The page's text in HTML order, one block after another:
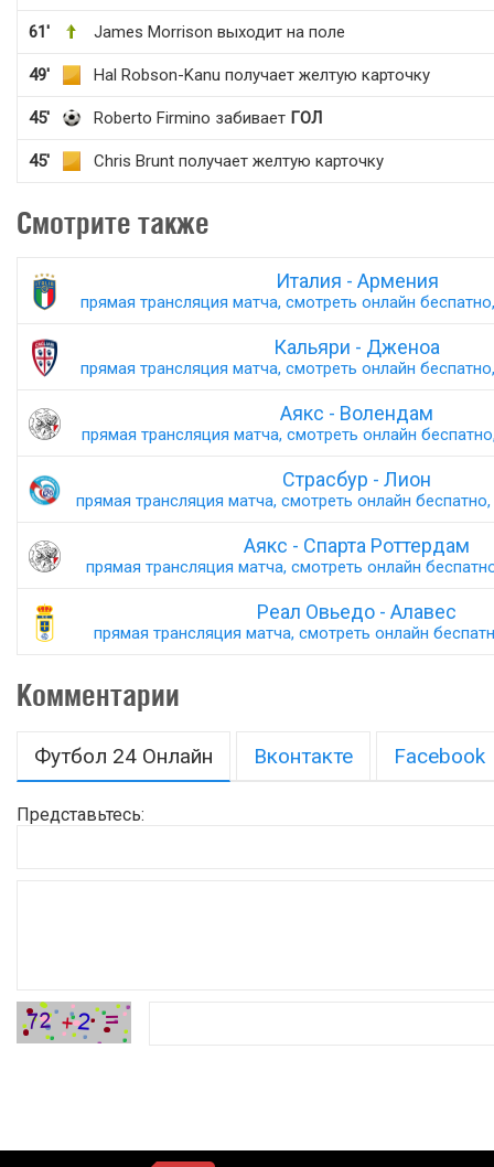
61' James Morrison выходит на поле
49' Hal Robson-Kanu получает желтую карточку
45' Roberto Firmino забивает ГОЛ
45' Chris Brunt получает желтую карточку
Смотрите также
Италия - Армения
прямая трансляция матча, смотреть онлайн
Кальяри - Дженоа
прямая трансляция матча, смотреть онлайн
Аякс - Волендам
прямая трансляция матча, смотреть онлайн
Страсбур - Лион
прямая трансляция матча, смотреть онлайн
Аякс - Спарта Роттердам
прямая трансляция матча, смотреть онлайн
Реал Овьедо - Алавес
прямая трансляция матча, смотреть онлайн
Комментарии
Футбол 24 Онлайн Вконтакте Facebook
Представьтесь: